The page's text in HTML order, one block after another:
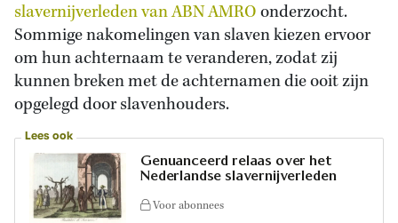
slavernijverleden van ABN AMROonderzocht.
Sommige nakomelingen van slaven kiezen ervoor
om hun achternaam te veranderen, zodat zij
kunnen breken met de achternamen die ooit zijn
opgelegd door slavenhouders.
Lees ook
Genuanceerd relaas over het
Nederlandse slavernijverleden
Voor abonnees